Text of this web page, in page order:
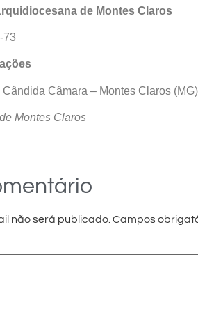
de Montes Claros
73
Cândida Câmara – Montes Claros (MG)
Montes Claros
não será publicado. Campos